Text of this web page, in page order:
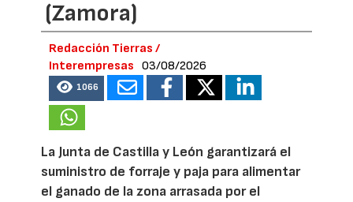
(Zamora)
Redacción Tierras /
Interempresas
03/08/2026
1066
La Junta de Castilla y León garantizará el
suministro de forraje y paja para alimentar
el ganado de la zona arrasada por el